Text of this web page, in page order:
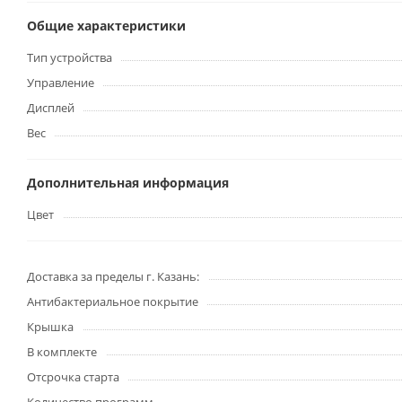
Общие характеристики
Тип устройства
Управление
Дисплей
Вес
Дополнительная информация
Цвет
Доставка за пределы г. Казань:
Антибактериальное покрытие
Крышка
В комплекте
Отсрочка старта